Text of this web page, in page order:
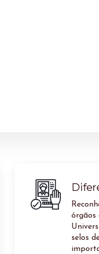
órgãos
selos